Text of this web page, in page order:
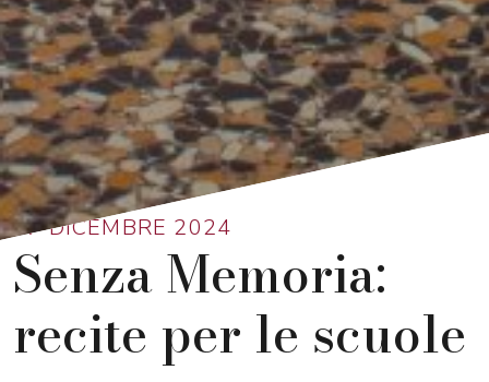
Ritorna alla lista
17 DICEMBRE 2024
Senza Memoria:
recite per le scuole